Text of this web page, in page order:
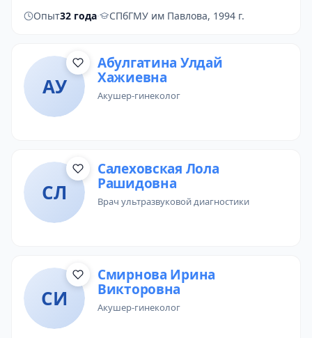
Опыт32 года· СПбГМУ им Павлова, 1994 г.
АУ
Абулгатина Улдай
Хажиевна
акушер-гинеколог
СЛ
Салеховская Лола
Рашидовна
врач ультразвуковой диагностики
СИ
Смирнова Ирина
Викторовна
акушер-гинеколог